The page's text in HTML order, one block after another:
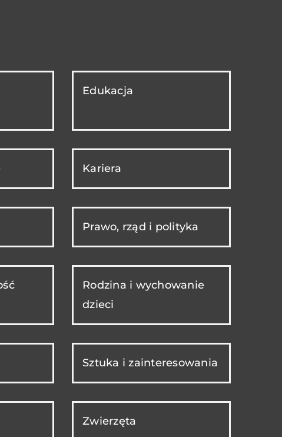
Edukacja
Kariera
Prawo, rząd i polityka
Rodzina i wychowanie
dzieci
Sztuka i zainteresowania
Zwierzęta